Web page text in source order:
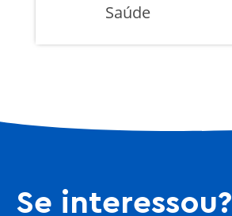
Saúde
Se interessou?